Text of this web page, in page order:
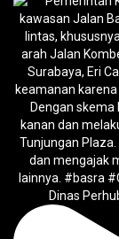
Dinas